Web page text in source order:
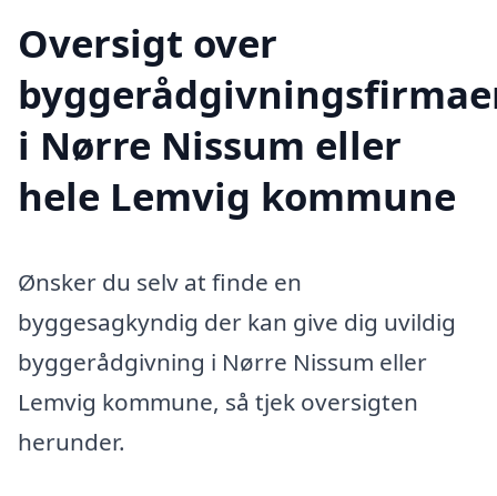
Oversigt over
i Nørre Nissum eller
hele Lemvig kommune
Ønsker du selv at finde en
byggesagkyndig der kan give dig uvildig
byggerådgivning i Nørre Nissum eller
Lemvig kommune, så tjek oversigten
herunder.